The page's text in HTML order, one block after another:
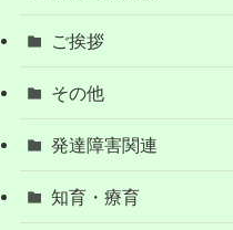
ご挨拶
その他
発達障害関連
知育・療育